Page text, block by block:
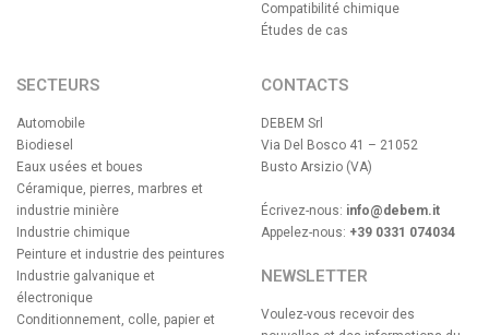
Compatibilité chimique
Études de cas
SECTEURS
Automobile
Biodiesel
Eaux usées et boues
Céramique, pierres, marbres et
industrie minière
Industrie chimique
Peinture et industrie des peintures
Industrie galvanique et
électronique
Conditionnement, colle, papier et
CONTACTS
DEBEM Srl
Via Del Bosco 41 – 21052
Busto Arsizio (VA)
Écrivez-nous: info@debem.it
Appelez-nous: +39 0331 074034
NEWSLETTER
Voulez-vous recevoir des